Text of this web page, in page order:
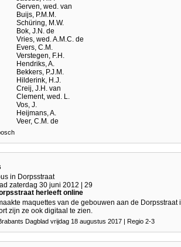
Gerven, wed. van
Buijs, P.M.M.
Schüring, M.W.
Bok, J.N. de
Vries, wed. A.M.C. de
Evers, C.M.
Verstegen, F.H.
Hendriks, A.
Bekkers, P.J.M.
Hilderink, H.J.
Creij, J.H. van
Clement, wed. L.
Vos, J.
Heijmans, A.
Veer, C.M. de
in Dorpsstraat
zaterdag 30 juni 2012 | 29
herleeft online
maquettes van de gebouwen aan de
zijn ze ook digitaal te zien.
Dagblad vrijdag 18 augustus 2017 | Regio 2-3